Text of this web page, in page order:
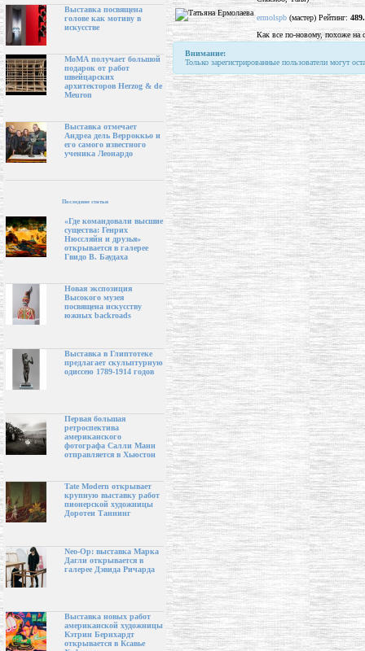
Выставка посвящена
голове как мотиву в
искусстве
МоМА получает большой
подарок от работ
швейцарских
архитекторов Herzog & de
Meuron
Выставка отмечает
Андреа дель Верроккьо и
его самого известного
ученика Леонардо
Последние статьи
«Где командовали высшие
существа: Генрих
Нюссляйн и друзья»
открывается в галерее
Гвидо В. Баудаха
Новая экспозиция
Высокого музея
посвящена искусству
южных backroads
Выставка в Глиптотеке
предлагает скульптурную
одиссею 1789-1914 годов
Первая большая
ретроспектива
американского
фотографа Салли Манн
отправляется в Хьюстон
Tate Modern открывает
крупную выставку работ
пионерской художницы
Доротеи Таннинг
Neo-Op: выставка Марка
Дагли открывается в
галерее Дэвида Ричарда
Выставка новых работ
американской художницы
Кэтрин Бернхардт
открывается в Ксавье
ermolspb (мастер) Рейтинг:
Как все по-новому, похоже на
Внимание:
Только зарегистрированные пользователи могут